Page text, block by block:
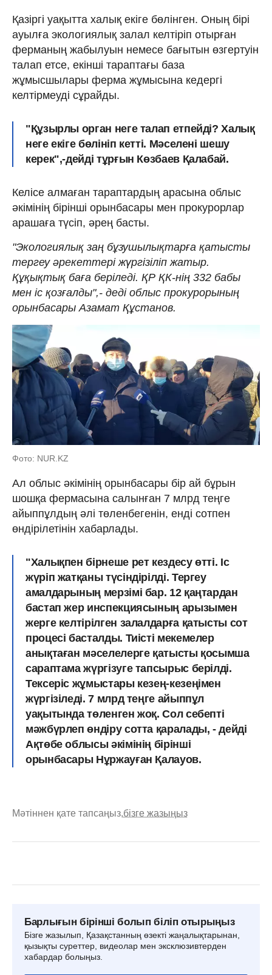
Қазіргі уақытта халық екіге бөлінген. Оның бірі
ауылға экологиялық залал келтіріп отырған
ферманың жабылуын немесе бағытын өзгертуін
талап етсе, екінші тараптағы база
жұмысшылары ферма жұмысына кедергі
келтірмеуді сұрайды.
"Құзырлы орган неге талап етпейді? Халық
неге екіге бөлініп кетті. Мәселені шешу
керек",-дейді тұрғын Көзбаев Қалабай.
Келісе алмаған тараптардың арасына облыс
әкімінің бірінші орынбасары мен прокурорлар
арашаға түсіп, әрең басты.
"Экологиялық заң бұзушылықтарға қатысты
тергеу әрекеттері жүргізіліп жатыр.
Құқықтық баға беріледі. ҚР ҚК-нің 332 бабы
мен іс қозғалды",- деді облыс прокурорының
орынбасары Азамат Құстанов.
Фото: NUR.KZ
Ал облыс әкімінің орынбасары бір ай бұрын
шошқа фермасына салынған 7 млрд теңге
айыппұлдың әлі төленбегенін, енді сотпен
өндірілетінін хабарлады.
"Халықпен бірнеше рет кездесу өтті. Іс
жүріп жатқаны түсіндірілді. Тергеу
амалдарының мерзімі бар. 12 қаңтардан
бастап жер инспекциясының арызымен
жерге келтірілген залалдарға қатысты сот
процесі басталды. Тиісті мекемелер
анықтаған мәселелерге қатысты қосымша
сараптама жүргізуге тапсырыс берілді.
Тексеріс жұмыстары кезең-кезеңімен
жүргізіледі. 7 млрд теңге айыппұл
уақытында төленген жоқ. Сол себепті
мәжбүрлеп өндіру сотта қаралады, - дейді
Ақтөбе облысы әкімінің бірінші
орынбасары Нұржауған Қалауов.
Мәтіннен қате тапсаңыз,бізге жазыңыз
Барлығын бірінші болып біліп отырыңыз
Бізге жазылып, Қазақстанның өзекті жаңалықтарынан,
қызықты суреттер, видеолар мен эксклюзивтерден
хабардар болыңыз.